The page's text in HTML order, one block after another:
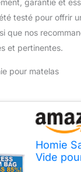
garantie et
testé pour offrir
que nos
et pertinentes.
pour matelas
Homie
Vide